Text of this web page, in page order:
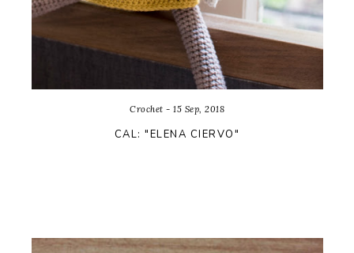
Crochet - 15 Sep, 2018
CAL: "ELENA CIERVO"